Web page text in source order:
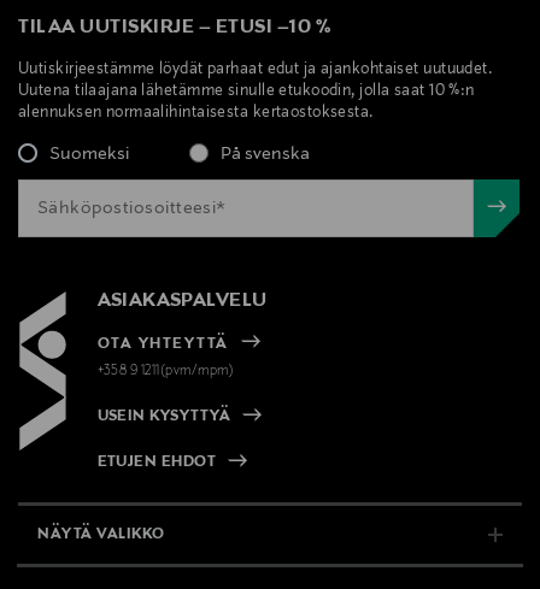
TILAA UUTISKIRJE – ETUSI –10 %
Uutiskirjeestämme löydät parhaat edut ja ajankohtaiset uutuudet.
Uutena tilaajana lähetämme sinulle etukoodin, jolla saat 10 %:n
alennuksen normaalihintaisesta kertaostoksesta.
Suomeksi På svenska
ASIAKASPALVELU
OTA YHTEYTTÄ
+358 9 1211(pvm/mpm)
USEIN KYSYTTYÄ
ETUJEN EHDOT
NÄYTÄ VALIKKO